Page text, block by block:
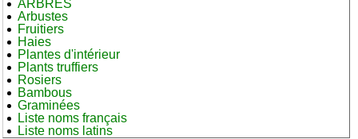
ARBRES
Arbustes
Fruitiers
Haies
Plantes d'intérieur
Plants truffiers
Rosiers
Bambous
Graminées
Liste noms français
Liste noms latins